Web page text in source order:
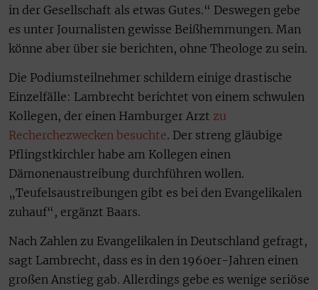
in der Gesellschaft als etwas Gutes.“ Deswegen gebe
es unter Journalisten gewisse Beißhemmungen. Man
könne aber über sie berichten, ohne Theologe zu sein.
Die Podiumsteilnehmer schildern einige drastische
Einzelfälle: Lambrecht berichtet von einem schwulen
Kollegen, der einen Hamburger Arzt zu
Recherchezwecken besuchte. Der streng gläubige
Pflingstkirchler habe am Kollegen einen
Dämonenaustreibung durchführen wollen.
„Teufelsaustreibungen gibt es bei den Evangelikalen
zuhauf“, ergänzt Baars.
Nach Zahlen zu Evangelikalen in Deutschland gefragt,
sagt Lambrecht, dass es in den 1960er-Jahren einen
großen Anstieg gab. Allerdings gebe es wenige seriöse